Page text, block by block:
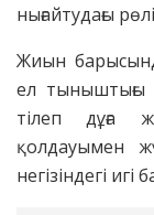
нығайтудағы
Жиын
ел тыныштығы
тілеп дұға
қолдауымен
негізіндегі игі